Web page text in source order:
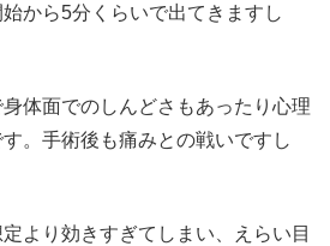
から5分くらいで出てきますし
体面でのしんどさもあったり心理
。手術後も痛みとの戦いですし
より効きすぎてしまい、えらい目